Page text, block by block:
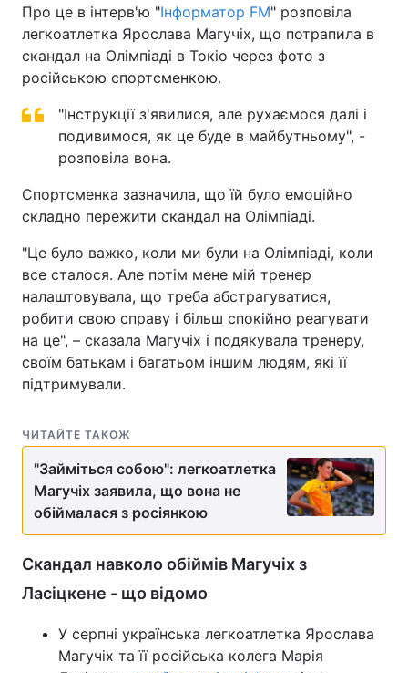
Про це в інтерв'ю "Інформатор FM" розповіла
легкоатлетка Ярослава Магучіх, що потрапила в
скандал на Олімпіаді в Токіо через фото з
російською спортсменкою.
"Інструкції з'явилися, але рухаємося далі і
подивимося, як це буде в майбутньому", -
розповіла вона.
Спортсменка зазначила, що їй було емоційно
складно пережити скандал на Олімпіаді.
"Це було важко, коли ми були на Олімпіаді, коли
все сталося. Але потім мене мій тренер
налаштовувала, що треба абстрагуватися,
робити свою справу і більш спокійно реагувати
на це", – сказала Магучіх і подякувала тренеру,
своїм батькам і багатьом іншим людям, які її
підтримували.
ЧИТАЙТЕ ТАКОЖ
"Займіться собою": легкоатлетка
Магучіх заявила, що вона не
обіймалася з росіянкою
Скандал навколо обіймів Магучіх з
Ласіцкене - що відомо
У серпні українська легкоатлетка Ярослава
Магучіх та її російська колега Марія